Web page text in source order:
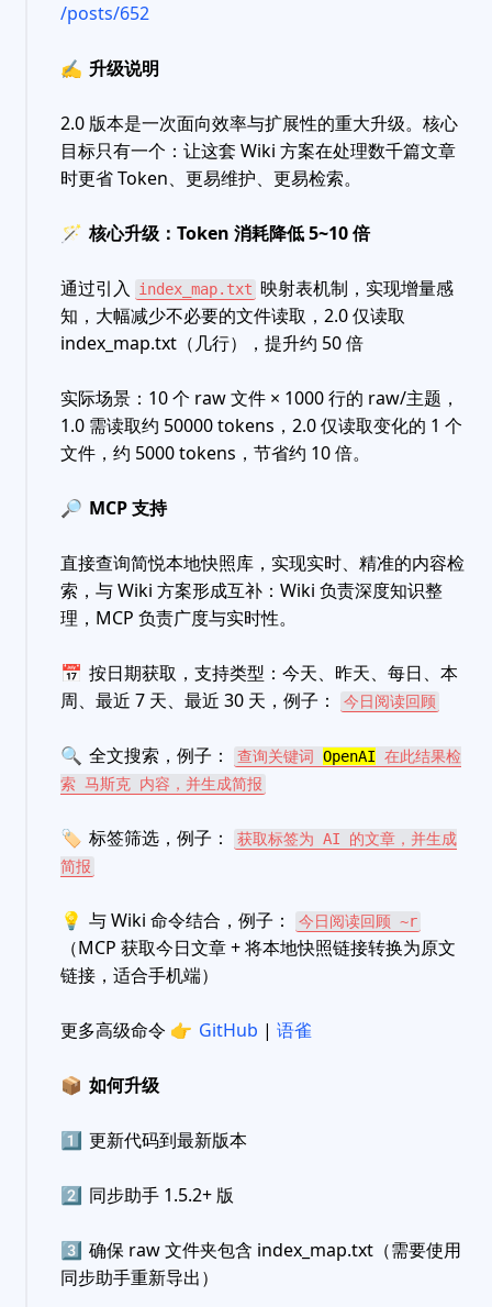
/posts/652
✍️ 升级说明
2.0 版本是一次面向效率与扩展性的重大升级。核心
目标只有一个：让这套 Wiki 方案在处理数千篇文章
时更省 Token、更易维护、更易检索。
🪄 核心升级：Token 消耗降低 5~10 倍
通过引入 index_map.txt 映射表机制，实现增量感
知，大幅减少不必要的文件读取，2.0 仅读取
index_map.txt（几行），提升约 50 倍
实际场景：10 个 raw 文件 × 1000 行的 raw/主题，
1.0 需读取约 50000 tokens，2.0 仅读取变化的 1 个
文件，约 5000 tokens，节省约 10 倍。
🔎 MCP 支持
直接查询简悦本地快照库，实现实时、精准的内容检
索，与 Wiki 方案形成互补：Wiki 负责深度知识整
理，MCP 负责广度与实时性。
📅 按日期获取，支持类型：今天、昨天、每日、本
周、最近 7 天、最近 30 天，例子：
今日阅读回顾
🔍 全文搜索，例子： 查询关键词 OpenAI 在此结果检
索 马斯克 内容，并生成简报
🏷 标签筛选，例子：
获取标签为 AI 的文章，并生成
简报
💡 与 Wiki 命令结合，例子： 今日阅读回顾 ~r
（MCP 获取今日文章 + 将本地快照链接转换为原文
链接，适合手机端）
更多高级命令 👉 GitHub | 语雀
📦 如何升级
1️⃣ 更新代码到最新版本
2️⃣ 同步助手 1.5.2+ 版
3️⃣ 确保 raw 文件夹包含 index_map.txt（需要使用
同步助手重新导出）